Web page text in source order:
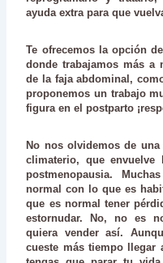
ayuda extra para que
Te ofrecemos la opción
donde trabajamos más a
de la faja abdominal,
proponemos un trabajo
figura en el postparto
No nos olvidemos de
climaterio, que envuelve
postmenopausia.
normal con lo que es
que es normal tener
estornudar. No, no es
quiera vender así.
cueste más tiempo llegar